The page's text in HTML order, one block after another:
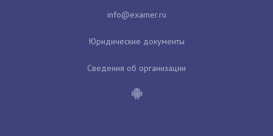
Юридические документы
Сведения об организации